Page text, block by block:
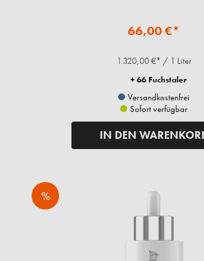
66,00 €*
1.320,00 €* / 1 Liter
+ 66 Fuchstaler
Versandkostenfrei
Sofort verfügbar
IN DEN
%